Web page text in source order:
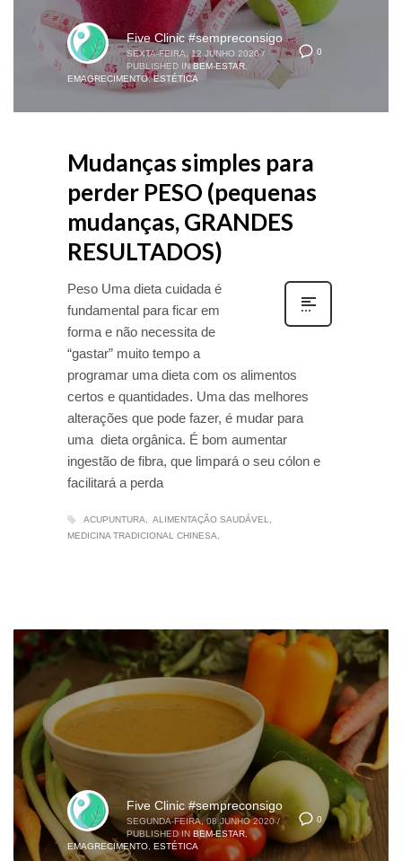
0
Five Clinic #sempreconsigo
SEXTA-FEIRA, 12 JUNHO 2020 /
PUBLISHED IN BEM-ESTAR
EMAGRECIMENTO,ESTÉTICA
Mudanças simples para
perder PESO (pequenas
mudanças, GRANDES
RESULTADOS)
Peso Uma dieta cuidada é
fundamental para ficar em
forma e não necessita de
“gastar” muito tempo a
programar uma dieta com os alimentos
certos e quantidades. Uma das melhores
alterações que pode fazer, é mudar para
uma dieta orgânica. É bom aumentar
ingestão de fibra, que limpará o seu cólon e
facilitará a perda
ACUPUNTURA
ALIMENTAÇÃO SAUDÁVEL
MEDICINA TRADICIONAL CHINESA
0
Five Clinic #sempreconsigo
SEGUNDA-FEIRA, 08 JUNHO 2020 /
PUBLISHED IN BEM-ESTAR
EMAGRECIMENTO ESTÉTICA